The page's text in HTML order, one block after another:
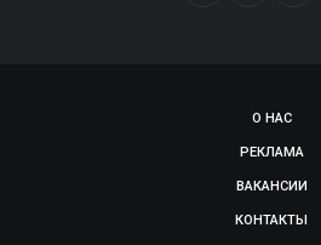
О НАС
РЕКЛАМА
ВАКАНСИИ
КОНТАКТЫ